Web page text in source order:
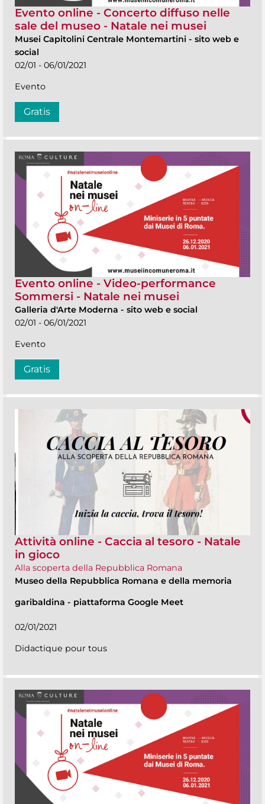
Evento online - Concerto diffuso nelle
sale del museo - Natale nei musei
Musei Capitolini Centrale Montemartini - sito web e
social
02/01 - 06/01/2021
Evento
Gratis
Evento online - Video-performance
Sommersi - Natale nei musei
Galleria d'Arte Moderna - sito web e social
02/01 - 06/01/2021
Evento
Gratis
Attività online - Caccia al tesoro - Natale
in gioco
Alla scoperta della Repubblica Romana
Museo della Repubblica Romana e della memoria
garibaldina - piattaforma Google Meet
02/01/2021
Didactique pour tous